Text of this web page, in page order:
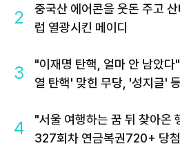
2
중국산 에어콘을 웃돈 주고
럽 열광시킨 메이디
3
"이재명 탄핵, 얼마 안 남았다
열 탄핵' 맞힌 무당, '성지글'
4
"서울 여행하는 꿈 뒤 찾아온
327회차 연금복권720+ 당